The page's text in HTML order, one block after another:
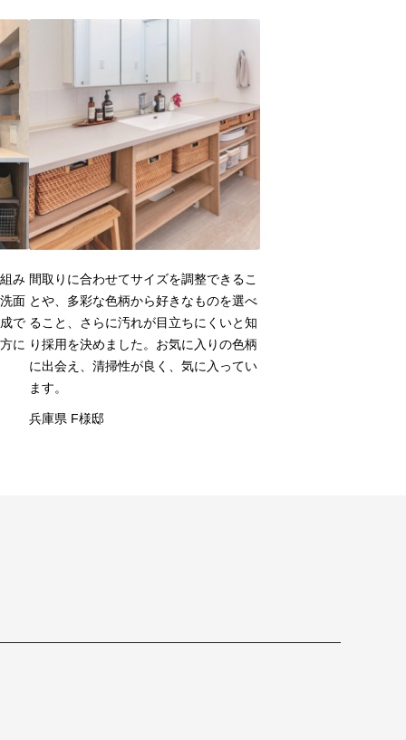
み
面
で
に
間取りに合わせてサイズを調整できるこ
とや、多彩な色柄から好きなものを選べ
ること、さらに汚れが目立ちにくいと知
り採用を決めました。お気に入りの色柄
に出会え、清掃性が良く、気に入ってい
ます。
兵庫県 F様邸